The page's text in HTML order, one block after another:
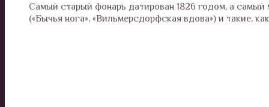
Самый старый фонарь датирован 1826 годом, а
(«Бычья нога», «Вильмерсдорфская вдова») и такие,